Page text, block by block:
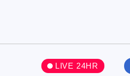
LIVE 24HR